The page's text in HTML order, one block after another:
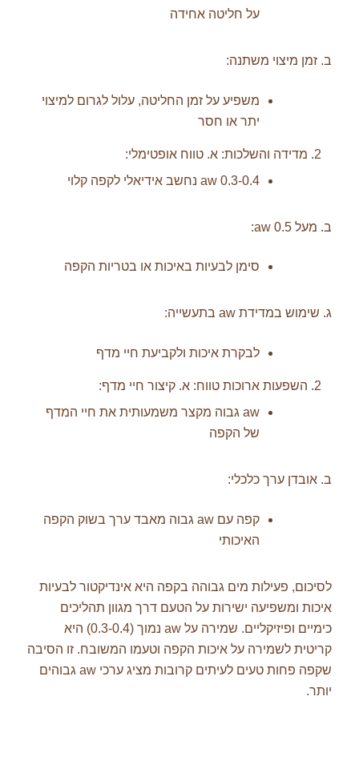
על חליטה אחידה
ב. זמן מיצוי משתנה:
משפיע על זמן החליטה, עלול לגרום למיצוי
יתר או חסר
מדידה והשלכות: א. טווח אופטימלי:
0.3-0.4 aw נחשב אידיאלי לקפה קלוי
ב. מעל 0.5 aw:
סימן לבעיות באיכות או בטריות הקפה
ג. שימוש במדידת aw בתעשייה:
לבקרת איכות ולקביעת חיי מדף
השפעות ארוכות טווח: א. קיצור חיי מדף:
aw גבוה מקצר משמעותית את חיי המדף
של הקפה
ב. אובדן ערך כלכלי:
קפה עם aw גבוה מאבד ערך בשוק הקפה
האיכותי
לסיכום, פעילות מים גבוהה בקפה היא אינדיקטור לבעיות
איכות ומשפיעה ישירות על הטעם דרך מגוון תהליכים
כימיים ופיזיקליים. שמירה על aw נמוך (0.3-0.4) היא
קריטית לשמירה על איכות הקפה וטעמו המשובח. זו הסיבה
שקפה פחות טעים לעיתים קרובות מציג ערכי aw גבוהים
יותר.